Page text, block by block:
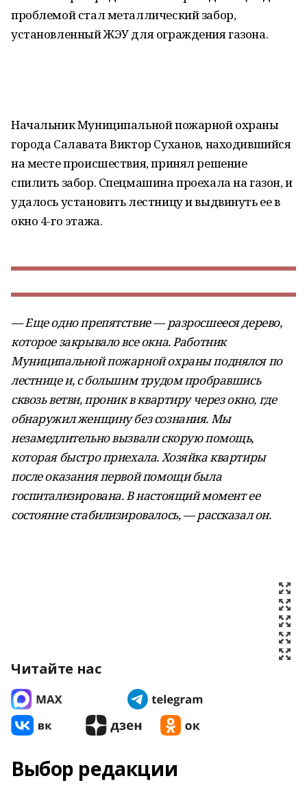
проблемой стал металлический забор,
установленный ЖЭУ для ограждения газона.
Начальник Муниципальной пожарной охраны
города Салавата Виктор Суханов, находившийся
на месте происшествия, принял решение
спилить забор. Спецмашина проехала на газон, и
удалось установить лестницу и выдвинуть ее в
окно 4-го этажа.
— Еще одно препятствие — разросшееся дерево,
которое закрывало все окна. Работник
Муниципальной пожарной охраны поднялся по
лестнице и, с большим трудом пробравшись
сквозь ветви, проник в квартиру через окно, где
обнаружил женщину без сознания. Мы
незамедлительно вызвали скорую помощь,
которая быстро приехала. Хозяйка квартиры
после оказания первой помощи была
госпитализирована. В настоящий момент ее
состояние стабилизировалось, — рассказал он.
Читайте нас
Выбор редакции